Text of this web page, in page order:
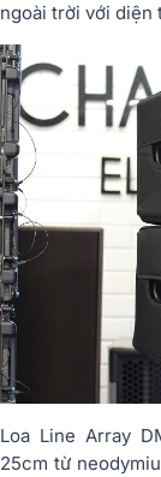
ngoài trời với diện
Loa Line Array
25cm từ